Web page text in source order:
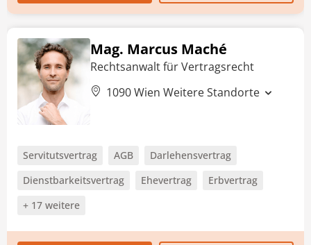
Mag. Marcus Maché
Rechtsanwalt für Vertragsrecht
1090 Wien Weitere Standorte
Servitutsvertrag AGB
Darlehensvertrag
Dienstbarkeitsvertrag
Ehevertrag
Erbvertrag
+ 17 weitere